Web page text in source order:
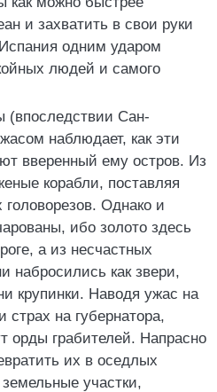
и захватить в свои руки
одним ударом
людей и самого
(впоследствии Сан-
наблюдает, как эти
вверенный ему остров. Из
корабли, поставляя
Однако и
ибо золото здесь
а из несчастных
набросились как звери,
крупинки. Наводя ужас на
на губернатора,
орды грабителей. Напрасно
их в оседлых
участки,